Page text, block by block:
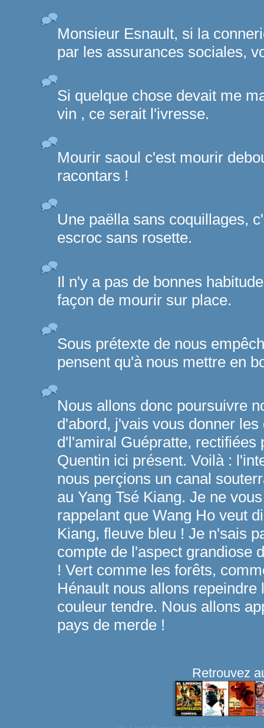
Monsieur Esnault, si la
par les assurances sociales,
Si quelque chose devait me
vin , ce serait l'ivresse.
Mourir saoul c'est mourir
racontars !
Une paëlla sans coquillages,
escroc sans rosette.
Il n'y a pas de bonnes
façon de mourir sur place.
Sous prétexte de nous
pensent qu'à nous mettre en
Nous allons donc poursuivre
d'abord, j'vais vous donner
d'l'amiral Guépratte, rectifiées
Quentin ici présent. Voilà :
nous perçions un canal
au Yang Tsé Kiang. Je ne
rappelant que Wang Ho veut
Kiang, fleuve bleu ! Je n'sais
compte de l'aspect grandiose
! Vert comme les forêts,
Hénault nous allons repeindre
couleur tendre. Nous allons
pays de merde !
Retrouvez